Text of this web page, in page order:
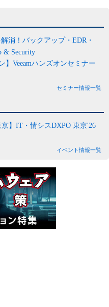
消！バックアップ・EDR・
& Security
】Veeamハンズオンセミナー
セミナー情報一覧
京】IT・情シスDXPO 東京'26
イベント情報一覧